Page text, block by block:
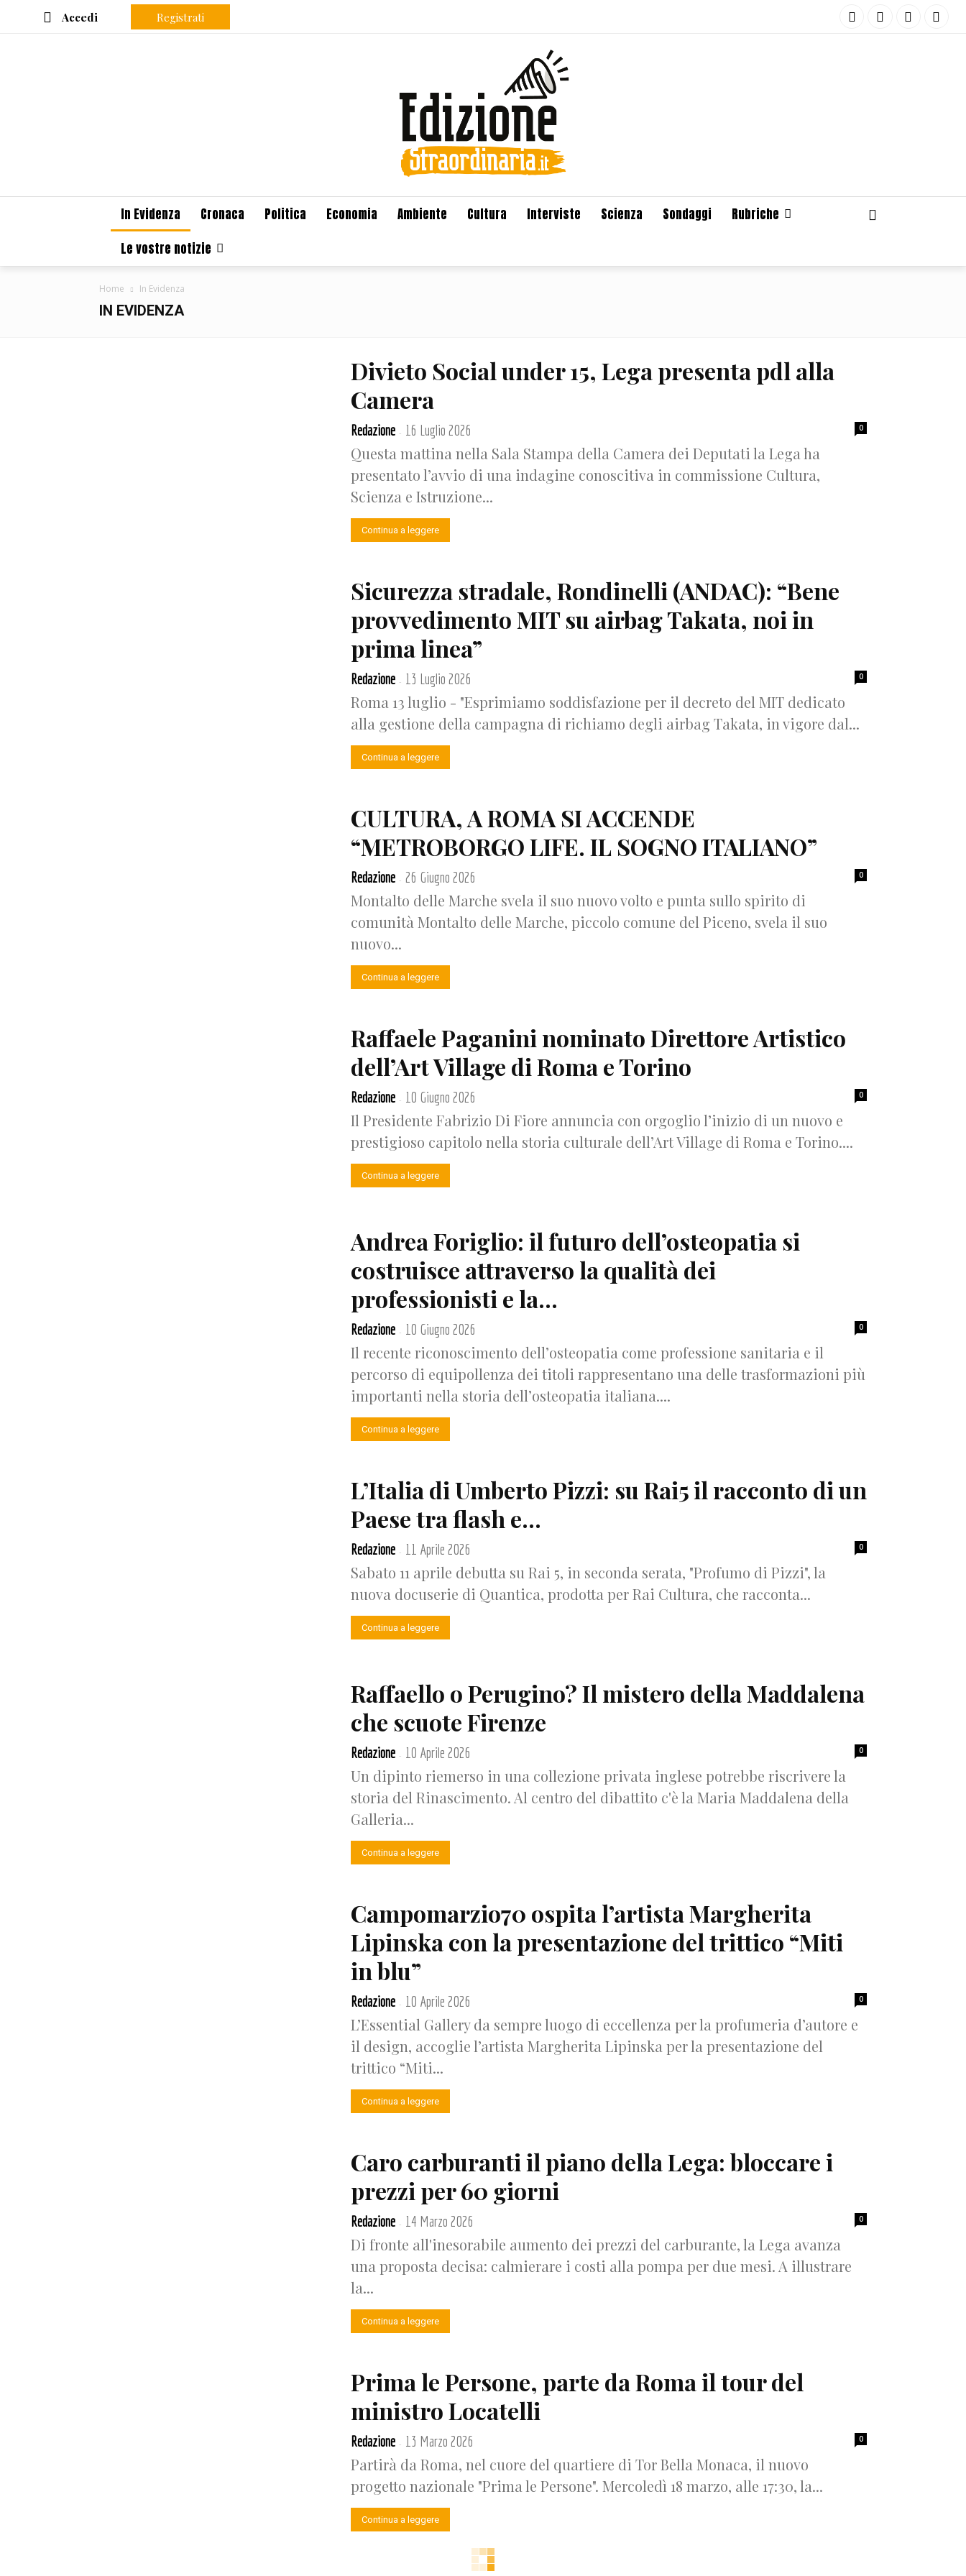
Accedi Registrati
In Evidenza Cronaca Politica Economia Ambiente Cultura Interviste Scienza Sondaggi
Rubriche
Le vostre notizie
Home In Evidenza
IN EVIDENZA
Divieto Social under 15, Lega presenta pdl alla
Camera
Redazione - 16 Luglio 2026 0
Questa mattina nella Sala Stampa della Camera dei Deputati la Lega ha
presentato l’avvio di una indagine conoscitiva in commissione Cultura,
Scienza e Istruzione...
Continua a leggere
Sicurezza stradale, Rondinelli (ANDAC): “Bene
provvedimento MIT su airbag Takata, noi in
prima linea”
Redazione - 13 Luglio 2026 0
Roma 13 luglio - "Esprimiamo soddisfazione per il decreto del MIT dedicato
alla gestione della campagna di richiamo degli airbag Takata, in vigore dal...
Continua a leggere
CULTURA, A ROMA SI ACCENDE
“METROBORGO LIFE. IL SOGNO ITALIANO”
Redazione - 26 Giugno 2026 0
Montalto delle Marche svela il suo nuovo volto e punta sullo spirito di
comunità Montalto delle Marche, piccolo comune del Piceno, svela il suo
nuovo...
Continua a leggere
Raffaele Paganini nominato Direttore Artistico
dell’Art Village di Roma e Torino
Redazione - 10 Giugno 2026 0
Il Presidente Fabrizio Di Fiore annuncia con orgoglio l’inizio di un nuovo e
prestigioso capitolo nella storia culturale dell’Art Village di Roma e Torino....
Continua a leggere
Andrea Foriglio: il futuro dell’osteopatia si
costruisce attraverso la qualità dei
professionisti e la...
Redazione - 10 Giugno 2026 0
Il recente riconoscimento dell’osteopatia come professione sanitaria e il
percorso di equipollenza dei titoli rappresentano una delle trasformazioni più
importanti nella storia dell’osteopatia italiana....
Continua a leggere
L’Italia di Umberto Pizzi: su Rai5 il racconto di un
Paese tra flash e...
Redazione - 11 Aprile 2026 0
Sabato 11 aprile debutta su Rai 5, in seconda serata, "Profumo di Pizzi", la
nuova docuserie di Quantica, prodotta per Rai Cultura, che racconta...
Continua a leggere
Raffaello o Perugino? Il mistero della Maddalena
che scuote Firenze
Redazione - 10 Aprile 2026 0
Un dipinto riemerso in una collezione privata inglese potrebbe riscrivere la
storia del Rinascimento. Al centro del dibattito c'è la Maria Maddalena della
Galleria...
Continua a leggere
Campomarzio70 ospita l’artista Margherita
Lipinska con la presentazione del trittico “Miti
in blu”
Redazione - 10 Aprile 2026 0
L’Essential Gallery da sempre luogo di eccellenza per la profumeria d’autore e
il design, accoglie l’artista Margherita Lipinska per la presentazione del
trittico “Miti...
Continua a leggere
Caro carburanti il piano della Lega: bloccare i
prezzi per 60 giorni
Redazione - 14 Marzo 2026 0
Di fronte all'inesorabile aumento dei prezzi del carburante, la Lega avanza
una proposta decisa: calmierare i costi alla pompa per due mesi. A illustrare
la...
Continua a leggere
Prima le Persone, parte da Roma il tour del
ministro Locatelli
Redazione - 13 Marzo 2026 0
Partirà da Roma, nel cuore del quartiere di Tor Bella Monaca, il nuovo
progetto nazionale "Prima le Persone". Mercoledì 18 marzo, alle 17:30, la...
Continua a leggere